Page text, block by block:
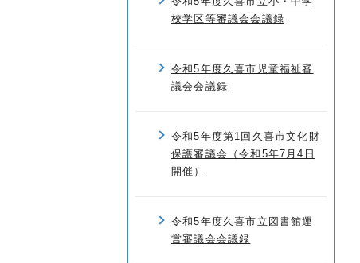
校学区等審議会会議録
令和5年度久喜市児童福祉審
議会会議録
令和5年度第1回久喜市文化財
保護審議会（令和5年7月4日
開催）
令和5年度久喜市立図書館運
営審議会会議録